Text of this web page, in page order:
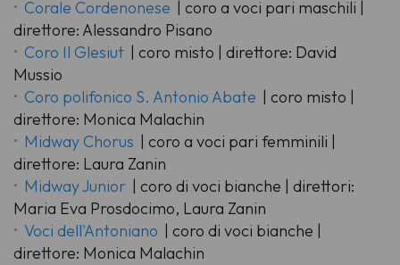
Corale Cordenonese | coro a voci pari maschili |
direttore: Alessandro Pisano
Coro Il Glesiut | coro misto | direttore: David
Mussio
Coro polifonico S. Antonio Abate | coro misto |
direttore: Monica Malachin
Midway Chorus | coro a voci pari femminili |
direttore: Laura Zanin
Midway Junior | coro di voci bianche | direttori:
Maria Eva Prosdocimo, Laura Zanin
Voci dell'Antoniano | coro di voci bianche |
direttore: Monica Malachin